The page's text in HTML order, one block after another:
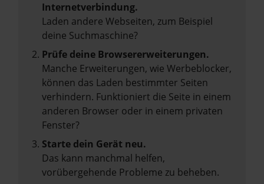
Internetverbindung.
Laden andere Webseiten, zum Beispiel
deine Suchmaschine?
Prüfe deine Browsererweiterungen.
Manche Erweiterungen, wie Werbeblocker,
können das Laden bestimmter Seiten
verhindern. Funktioniert die Seite in einem
anderen Browser oder in einem privaten
Fenster?
Starte dein Gerät neu.
Das kann manchmal helfen,
vorübergehende Probleme zu beheben.